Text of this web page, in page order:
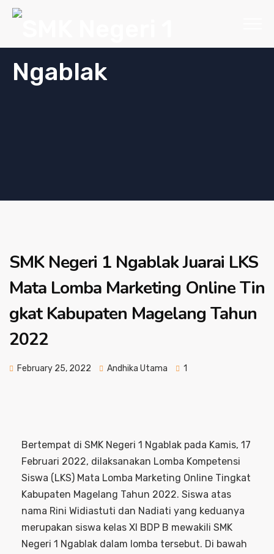
SMK Negeri 1 Ngablak Juarai LKS
Mata Lomba Marketing Online Tin
gkat Kabupaten Magelang Tahun
2022
February 25, 2022 Andhika Utama 1
Bertempat di SMK Negeri 1 Ngablak pada Kamis, 17
Februari 2022, dilaksanakan Lomba Kompetensi
Siswa (LKS) Mata Lomba Marketing Online Tingkat
Kabupaten Magelang Tahun 2022. Siswa atas
nama Rini Widiastuti dan Nadiati yang keduanya
merupakan siswa kelas XI BDP B mewakili SMK
Negeri 1 Ngablak dalam lomba tersebut. Di bawah